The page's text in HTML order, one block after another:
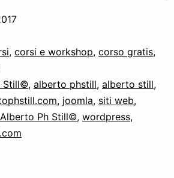
, corsi e workshop, corso gratis,
Still©, alberto phstill, alberto still,
, joomla, siti web,
Ph Still©, wordpress,